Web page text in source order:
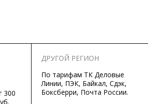
300
ДРУГОЙ РЕГИОН
По тарифам ТК Деловые
Линии, ПЭК, Байкал, Сдэк,
Боксберри, Почта России.